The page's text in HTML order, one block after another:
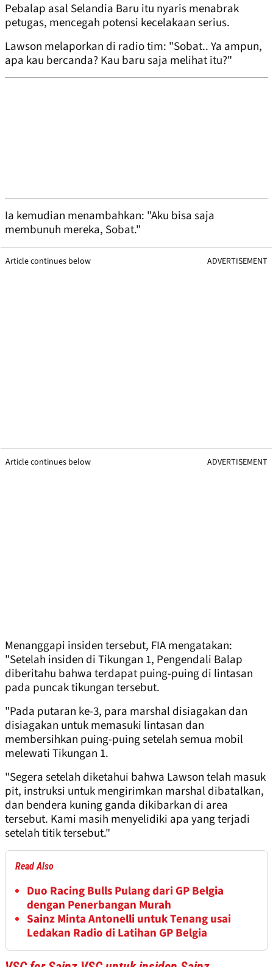
Pebalap asal Selandia Baru itu nyaris menabrak
petugas, mencegah potensi kecelakaan serius.
Lawson melaporkan di radio tim: "Sobat.. Ya ampun,
apa kau bercanda? Kau baru saja melihat itu?"
Ia kemudian menambahkan: "Aku bisa saja
membunuh mereka, Sobat."
Article continues below ADVERTISEMENT
Article continues below ADVERTISEMENT
Menanggapi insiden tersebut, FIA mengatakan:
"Setelah insiden di Tikungan 1, Pengendali Balap
diberitahu bahwa terdapat puing-puing di lintasan
pada puncak tikungan tersebut.
"Pada putaran ke-3, para marshal disiagakan dan
disiagakan untuk memasuki lintasan dan
membersihkan puing-puing setelah semua mobil
melewati Tikungan 1.
"Segera setelah diketahui bahwa Lawson telah masuk
pit, instruksi untuk mengirimkan marshal dibatalkan,
dan bendera kuning ganda dikibarkan di area
tersebut. Kami masih menyelidiki apa yang terjadi
setelah titik tersebut."
Read Also
Duo Racing Bulls Pulang dari GP Belgia
dengan Penerbangan Murah
Sainz Minta Antonelli untuk Tenang usai
Ledakan Radio di Latihan GP Belgia